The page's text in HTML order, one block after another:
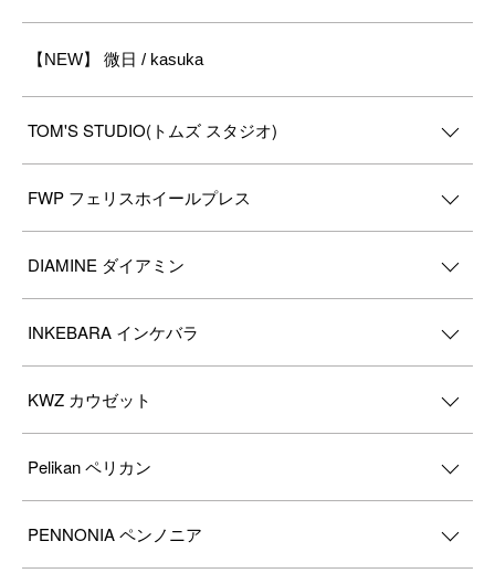
【NEW】 微日 / kasuka
TOM'S STUDIO(トムズ スタジオ)
FWP フェリスホイールプレス
DIAMINE ダイアミン
INKEBARA インケバラ
KWZ カウゼット
Pelikan ペリカン
PENNONIA ペンノニア